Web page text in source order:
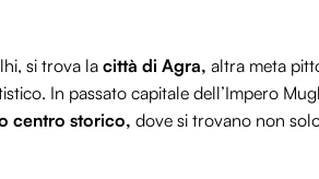
si trova la città di Agra, altra meta
In passato capitale dell’Impero
centro storico, dove si trovano non